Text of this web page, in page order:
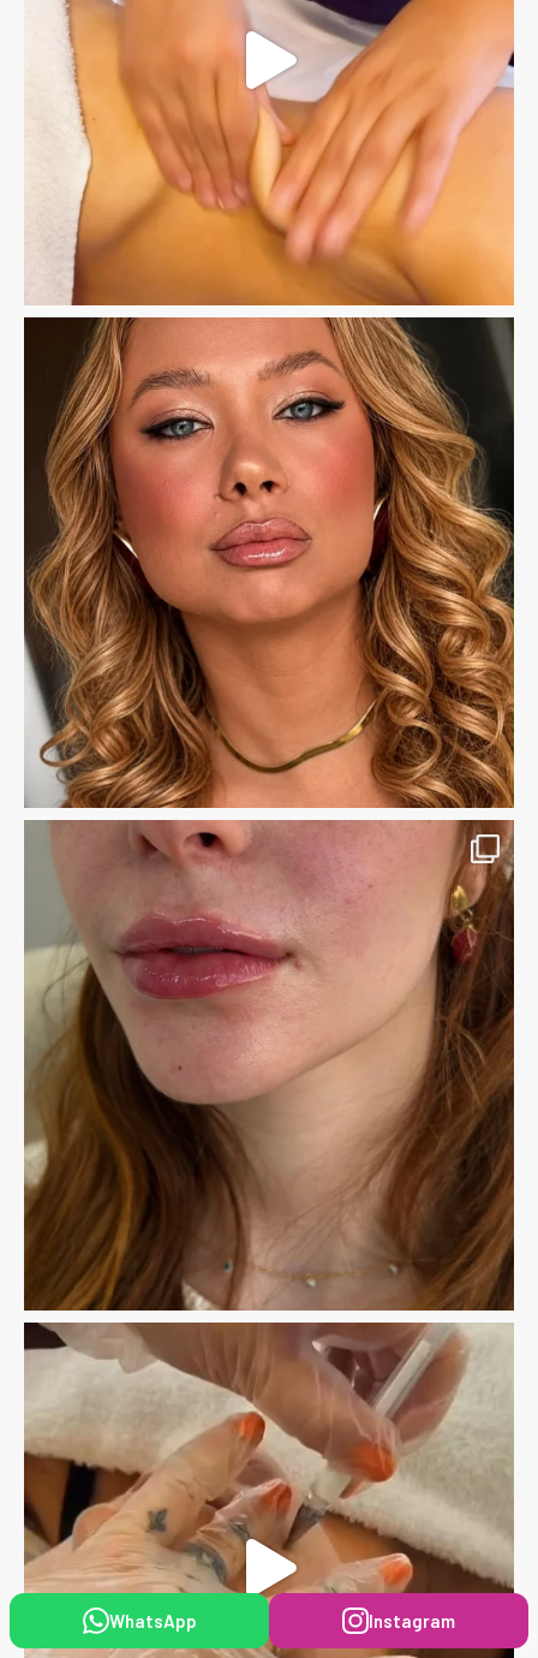
WhatsApp Instagram